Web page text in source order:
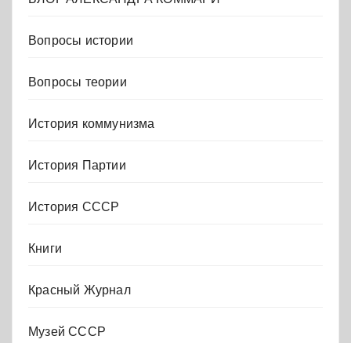
Вопросы истории
Вопросы теории
История коммунизма
История Партии
История СССР
Книги
Красный Журнал
Музей СССР